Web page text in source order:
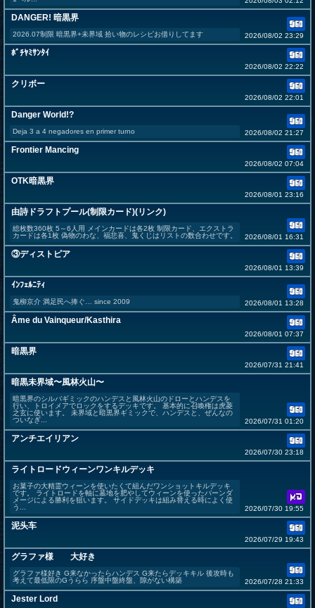
DANGER! 暗黒界
2026.07制限 暗黒界+未界域 拾い物のレシピお借りしてます 2026/08/02 23:29
ﾎﾞﾁﾔﾐｻﾝﾀｲ
2026/08/02 22:22
クリボー
2026/08/02 22:01
Danger World!?
Deja 3 a 4 negadores en primer turno 2026/08/02 21:27
Frontier Mancing
2026/08/02 07:04
OTK暗黒界
2026/08/01 23:16
由詩ドラフトプール(制限カード)(リンク)
総枚数360枚 5～6人用 メインカードは各2枚 制限カード、エクストラ
カードは各1枚 偽物のわな、福悲喜、鬼くじはリストの数合わせです。
2026/08/01 16:31
③ディストピア
2026/08/01 13:39
ｲﾝﾌｪﾙﾆﾃｨ
鬼柳京介 満足民へ捧ぐ… since 2009 2026/08/01 13:28
Âme du Vainqueur/Kasthira
2026/08/01 07:37
暗黒界
2026/07/31 21:41
暗黒未界域〜風林火山〜
暗黒界のシルバギミックのハンデスと風林火山のドローとハンデスを
行い、トロイメアでロックをするデッキです。 基本的に召喚権は虎菱
之玄に使います。 未界域と暗黒界ギミックで、ハンデスと、ぜんなの
ついなぎ...
2026/07/31 01:20
アンチエイリアン
2026/07/30 23:18
ライトロードウィーンワンキルデッキ
お菓子の大精霊ウィーンを使いたくて組んだワンショットキルデッキ
です。 ライトロードを軸に墓地を肥やしてウィーンを使ったバーンダ
メージによる勝利を狙います。 サイドデッキは組み替える時によく使
う...
2026/07/30 19:55
泥头车
2026/07/29 19:43
グラファ様 大好き
グラファ様好き G来なかったらハンデス G来たらデッキキル 後攻時も
考えて最低限のGうらら 序盤中盤終盤、隙がない構築
2026/07/28 21:33
Jester Lord